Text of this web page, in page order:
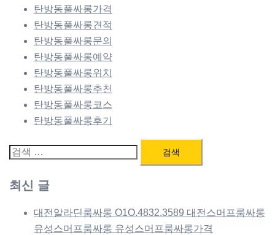
탄방동풀싸롱가격
탄방동풀싸롱견적
탄방동풀싸롱문의
탄방동풀싸롱예약
탄방동풀싸롱위치
탄방동풀싸롱추천
탄방동풀싸롱코스
탄방동풀싸롱후기
검
최신 글
대전알라딘룸싸롱 O1O.4832.3589 대전스머프룸싸롱
유성스머프룸싸롱 유성스머프룸싸롱가격